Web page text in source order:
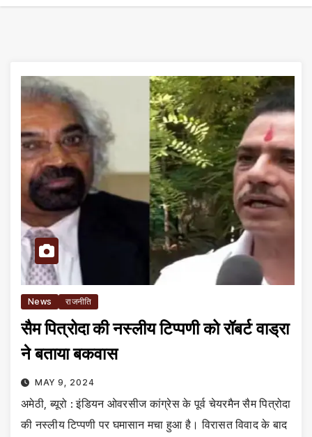
News राजनीति
सैम पित्रोदा की नस्लीय टिप्पणी को रॉबर्ट वाड्रा
ने बताया बकवास
MAY 9, 2024
अमेठी, ब्यूरो : इंडियन ओवरसीज कांग्रेस के पूर्व चेयरमैन सैम पित्रोदा
की नस्लीय टिप्पणी पर घमासान मचा हुआ है। विरासत विवाद के बाद